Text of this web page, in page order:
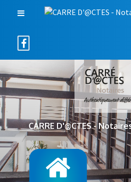
CARRE D'@CTES -